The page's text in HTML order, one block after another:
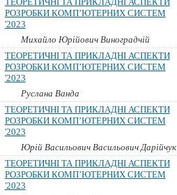
РОЗРОБКИ КОМП’ЮТЕРНИХ СИСТЕМ
'2023
Михайло Юрійович Виноградчій
ТЕОРЕТИЧНІ ТА ПРИКЛАДНІ АСПЕКТИ
РОЗРОБКИ КОМП’ЮТЕРНИХ СИСТЕМ
'2023
Руслана Ванда
ТЕОРЕТИЧНІ ТА ПРИКЛАДНІ АСПЕКТИ
РОЗРОБКИ КОМП’ЮТЕРНИХ СИСТЕМ
'2023
Юрій Васильович Васильович Дарійчук
ТЕОРЕТИЧНІ ТА ПРИКЛАДНІ АСПЕКТИ
РОЗРОБКИ КОМП’ЮТЕРНИХ СИСТЕМ
'2023